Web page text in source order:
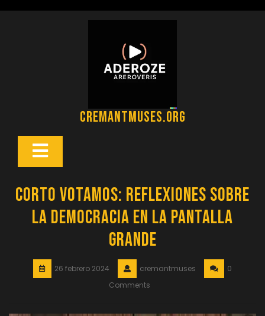
cremantmuses.org
Botón
Corto Votamos: Reflexiones sobre
la Democracia en la Pantalla
Grande
26 febrero 2024 cremantmuses
0
Comments